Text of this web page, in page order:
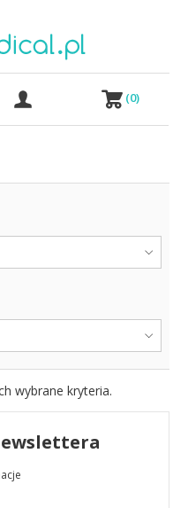
(0)
wybrane kryteria.